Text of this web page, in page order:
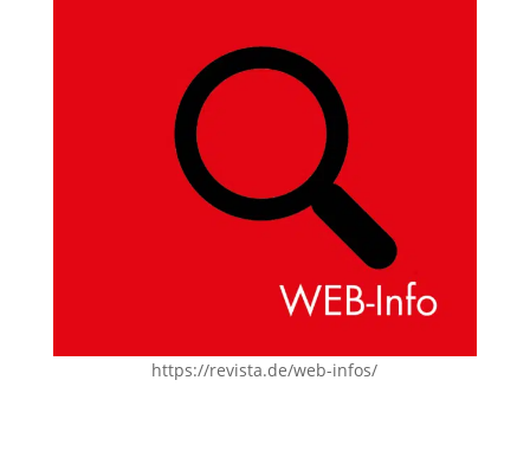
https://revista.de/web-infos/